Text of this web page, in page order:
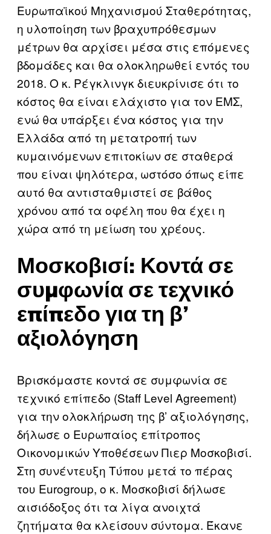
Ευρωπαϊκού Μηχανισμού Σταθερότητας,
η υλοποίηση των βραχυπρόθεσμων
μέτρων θα αρχίσει μέσα στις επόμενες
βδομάδες και θα ολοκληρωθεί εντός του
2018. Ο κ. Ρέγκλινγκ διευκρίνισε ότι το
κόστος θα είναι ελάχιστο για τον ΕΜΣ,
ενώ θα υπάρξει ένα κόστος για την
Ελλάδα από τη μετατροπή των
κυμαινόμενων επιτοκίων σε σταθερά
που είναι ψηλότερα, ωστόσο όπως είπε
αυτό θα αντισταθμιστεί σε βάθος
χρόνου από τα οφέλη που θα έχει η
χώρα από τη μείωση του χρέους.
Μοσκοβισί: Κοντά σε
συμφωνία σε τεχνικό
επίπεδο για τη β’
αξιολόγηση
Βρισκόμαστε κοντά σε συμφωνία σε
τεχνικό επίπεδο (Staff Level Agreement)
για την ολοκλήρωση της β’ αξιολόγησης,
δήλωσε ο Ευρωπαίος επίτροπος
Οικονομικών Υποθέσεων Πιερ Μοσκοβισί.
Στη συνέντευξη Τύπου μετά το πέρας
του Eurogroup, ο κ. Μοσκοβισί δήλωσε
αισιόδοξος ότι τα λίγα ανοιχτά
ζητήματα θα κλείσουν σύντομα. Έκανε